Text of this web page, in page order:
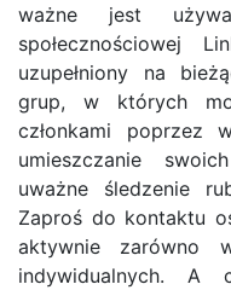
ważne jest
społecznościowej
uzupełniony na
grup, w których
członkami poprzez
umieszczanie
uważne śledzenie
Zaproś do kontaktu
aktywnie zarówno
indywidualnych. A